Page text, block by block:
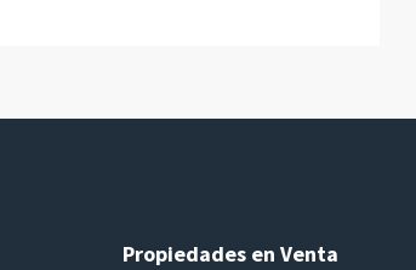
Propiedades en Venta